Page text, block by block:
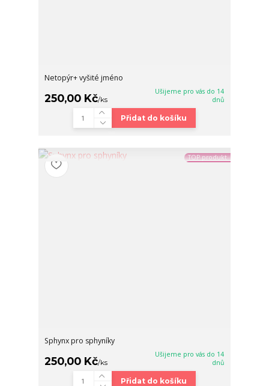
Netopýr+ vyšité jméno
250,00 Kč/ks
Ušijeme pro vás do 14
dnů
Přidat do košíku
TOP produkt
Sphynx pro sphyníky
250,00 Kč/ks
Ušijeme pro vás do 14
dnů
Přidat do košíku